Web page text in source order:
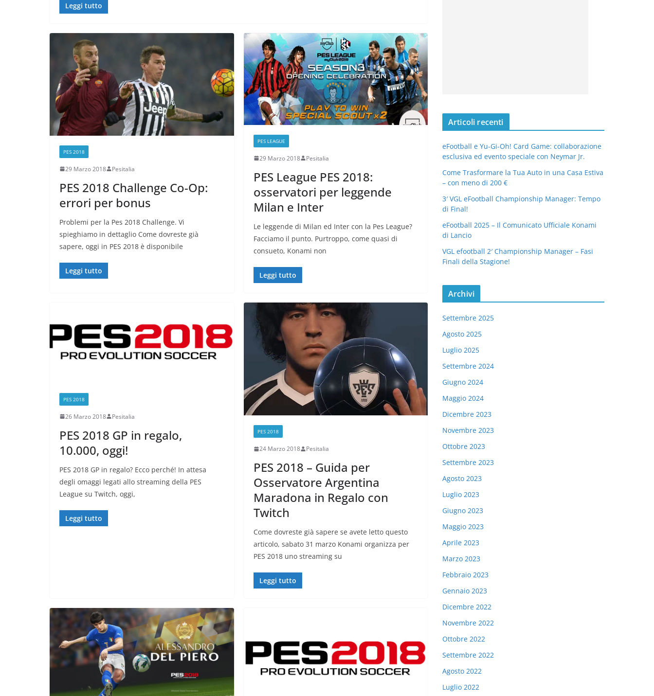
Leggi tutto
PES 2018
29 Marzo 2018 Pesitalia
PES 2018 Challenge Co-Op:
errori per bonus
Problemi per la Pes 2018 Challenge. Vi
spieghiamo in dettaglio Come dovreste già
sapere, oggi in PES 2018 è disponibile
Leggi tutto
PES LEAGUE
29 Marzo 2018 Pesitalia
PES League PES 2018:
osservatori per leggende
Milan e Inter
Le leggende di Milan ed Inter con la Pes League?
Facciamo il punto. Purtroppo, come quasi di
consueto, Konami non
Leggi tutto
PES 2018
26 Marzo 2018 Pesitalia
PES 2018 GP in regalo,
10.000, oggi!
PES 2018 GP in regalo? Ecco perché! In attesa
degli omaggi legati allo streaming della PES
League su Twitch, oggi,
Leggi tutto
PES 2018
24 Marzo 2018 Pesitalia
PES 2018 – Guida per
Osservatore Argentina
Maradona in Regalo con
Twitch
Come dovreste già sapere se avete letto questo
articolo, sabato 31 marzo Konami organizza per
PES 2018 uno streaming su
Leggi tutto
Articoli recenti
eFootball e Yu-Gi-Oh! Card Game: collaborazione
esclusiva ed evento speciale con Neymar Jr.
Come Trasformare la Tua Auto in una Casa Estiva
– con meno di 200 €
3′ VGL eFootball Championship Manager: Tempo
di Final!
eFootball 2025 – Il Comunicato Ufficiale Konami
di Lancio
VGL efootball 2′ Championship Manager – Fasi
Finali della Stagione!
Archivi
Settembre 2025
Agosto 2025
Luglio 2025
Settembre 2024
Giugno 2024
Maggio 2024
Dicembre 2023
Novembre 2023
Ottobre 2023
Settembre 2023
Agosto 2023
Luglio 2023
Giugno 2023
Maggio 2023
Aprile 2023
Marzo 2023
Febbraio 2023
Gennaio 2023
Dicembre 2022
Novembre 2022
Ottobre 2022
Settembre 2022
Agosto 2022
Luglio 2022